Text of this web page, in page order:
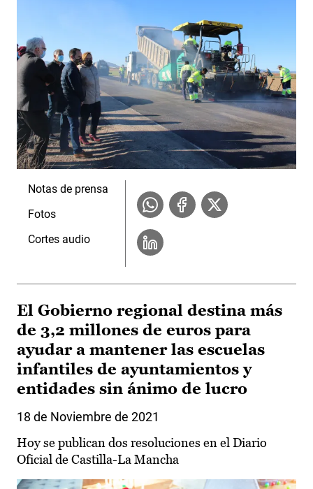
Notas de prensa
Fotos
Cortes audio
El Gobierno regional destina más
de 3,2 millones de euros para
ayudar a mantener las escuelas
infantiles de ayuntamientos y
entidades sin ánimo de lucro
18 de Noviembre de 2021
Hoy se publican dos resoluciones en el Diario
Oficial de Castilla-La Mancha